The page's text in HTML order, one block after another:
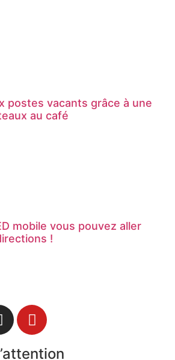
postes vacants grâce à une
au café
mobile vous pouvez aller
!